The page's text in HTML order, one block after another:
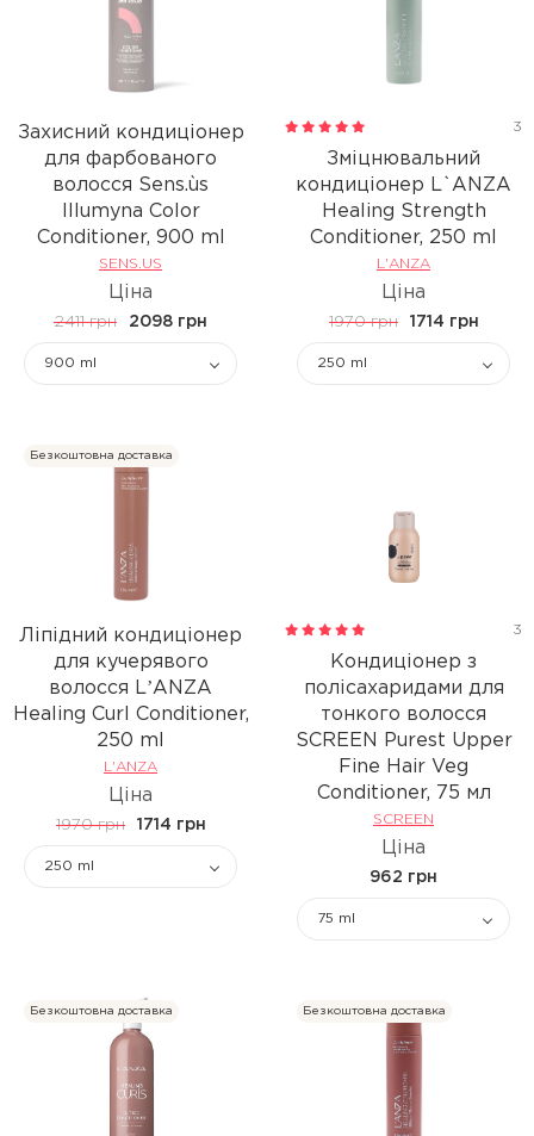
Захисний кондиціонер
для фарбованого
волосся Sens.ùs
Illumyna Color
Conditioner, 900 ml
SENS.US
Ціна
2411 грн 2098 грн
900 ml
3
Зміцнювальний
кондиціонер L`ANZA
Healing Strength
Conditioner, 250 ml
L'ANZA
Ціна
1970 грн 1714 грн
250 ml
Безкоштовна доставка
Ліпідний кондиціонер
для кучерявого
волосся LʼANZA
Healing Curl Conditioner,
250 ml
L'ANZA
Ціна
1970 грн 1714 грн
250 ml
3
Кондиціонер з
полісахаридами для
тонкого волосся
SCREEN Purest Upper
Fine Hair Veg
Conditioner, 75 мл
SCREEN
Ціна
962 грн
75 ml
Безкоштовна доставка Безкоштовна доставка